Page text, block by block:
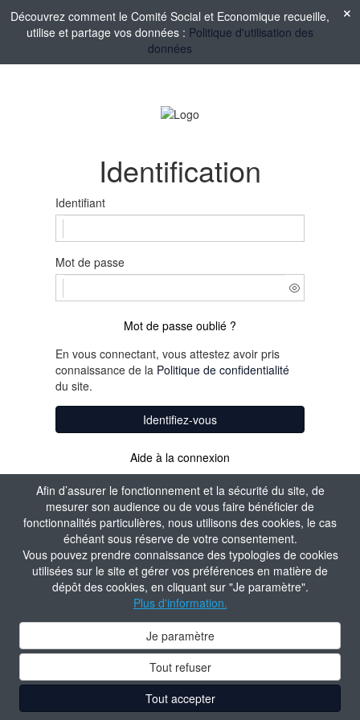
Afin d’assurer le fonctionnement et la sécurité du site, de
mesurer son audience ou de vous faire bénéficier de
fonctionnalités particulières, nous utilisons des cookies, le cas
échéant sous réserve de votre consentement.
Vous pouvez prendre connaissance des typologies de cookies
utilisées sur le site et gérer vos préférences en matière de
dépôt des cookies, en cliquant sur "Je paramètre".
Plus d'information.
Je paramètre
Tout refuser
Tout accepter
Découvrez comment le Comité Social et Economique recueille,
utilise et partage vos données : Politique d'utilisation des
données
Identification
Identifiant
Mot de passe
Mot de passe oublié ?
En vous connectant, vous attestez avoir pris
connaissance de la Politique de confidentialité
du site.
Identifiez-vous
Aide à la connexion